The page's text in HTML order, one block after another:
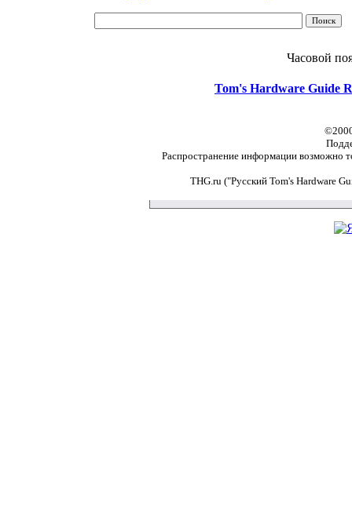
Часовой
Tom's Hardware Guide
Распространение информации возможно
THG.ru ("Русский Tom's Hardware